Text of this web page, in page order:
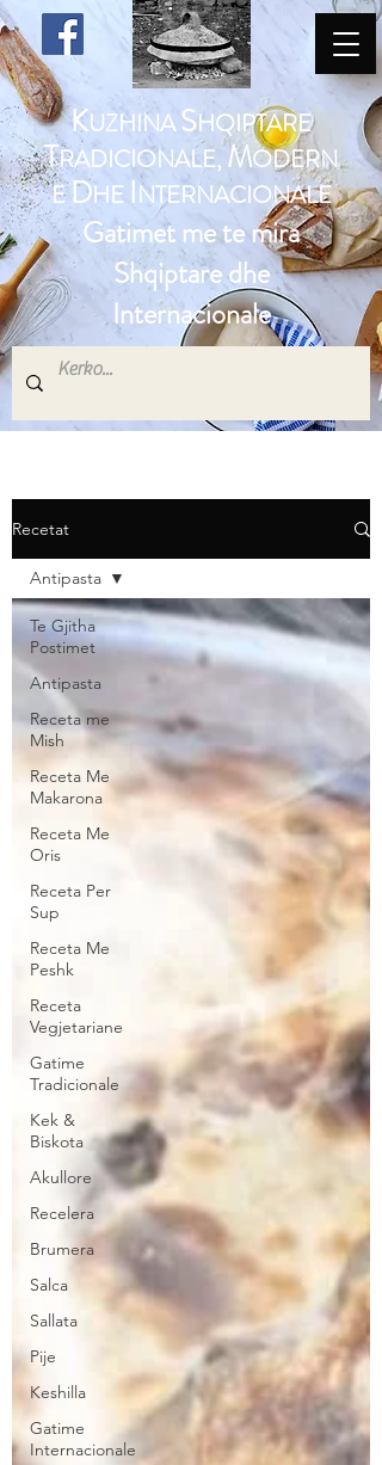
KUZHINASHQIPTARE
TRADICIONALE, MODERN
EDHE INTERNACIONALE
Gatimet me te mira
Shqiptare dhe
Internacionale
Recetat
Te Gjitha
Postimet
Antipasta
Receta me
Mish
Receta Me
Makarona
Receta Me
Oris
Receta Per
Sup
Receta Me
Peshk
Receta
Vegjetariane
Gatime
Tradicionale
Kek &
Biskota
Akullore
Recelera
Brumera
Salca
Sallata
Pije
Keshilla
Gatime
Internacionale
Antipasta